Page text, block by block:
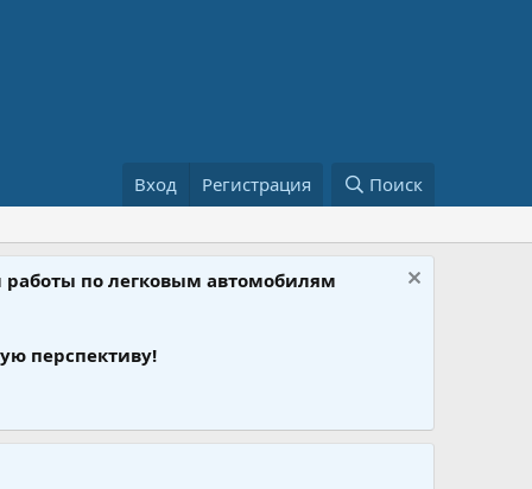
Вход Регистрация Поиск
работы по легковым автомобилям
перспективу!